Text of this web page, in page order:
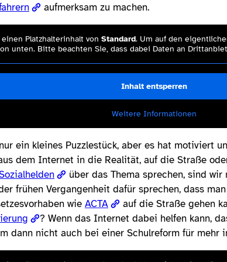
aufmerksam zu machen.
Platzhalterinhalt von Standard. Um auf den
unten. Bitte beachten Sie, dass dabei Daten an
Inhalt entsperren
Weitere Informationen
ein kleines Puzzlestück, aber es hat motiviert
dem Internet in die Realität, auf die Straße
über das Thema sprechen, sind
frühen Vergangenheit dafür sprechen, dass
wie ACTA
auf die Straße gehen
? Wenn das Internet dabei helfen kann,
dann nicht auch bei einer Schulreform für mehr